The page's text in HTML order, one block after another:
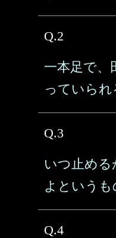
Q.2
一本足で、
っていられ
Q.3
いつ止める
よというも
Q.4